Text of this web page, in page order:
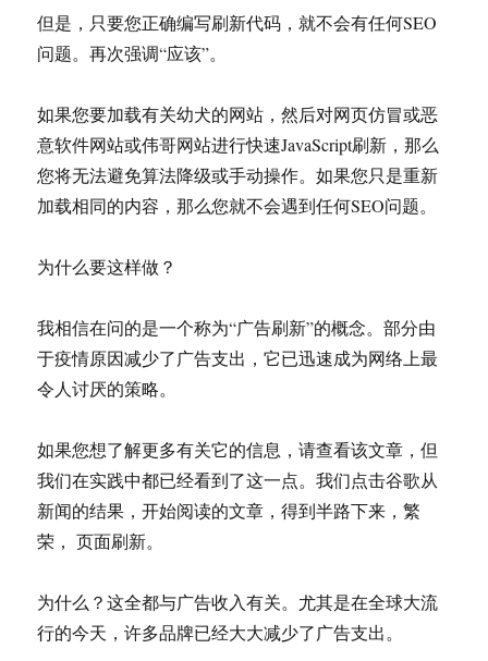
但是，只要您正确编写刷新代码，就不会有任何SEO
问题。再次强调“应该”。
如果您要加载有关幼犬的网站，然后对网页仿冒或恶
意软件网站或伟哥网站进行快速JavaScript刷新，那么
您将无法避免算法降级或手动操作。如果您只是重新
加载相同的内容，那么您就不会遇到任何SEO问题。
为什么要这样做？
我相信在问的是一个称为“广告刷新”的概念。部分由
于疫情原因减少了广告支出，它已迅速成为网络上最
令人讨厌的策略。
如果您想了解更多有关它的信息，请查看该文章，但
我们在实践中都已经看到了这一点。我们点击谷歌从
新闻的结果，开始阅读的文章，得到半路下来，繁
荣， 页面刷新。
为什么？这全都与广告收入有关。尤其是在全球大流
行的今天，许多品牌已经大大减少了广告支出。